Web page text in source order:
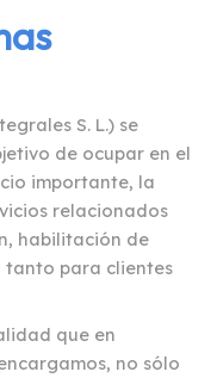
S. L.) se
de ocupar en el
importante, la
relacionados
habilitación de
tanto para clientes
que en
no sólo